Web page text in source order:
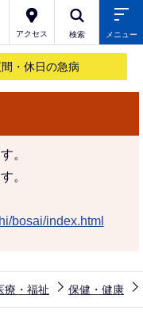
アクセス 検索 メニュー
・休日の急病
。
。
bosai/index.html
療・福祉 保健・健康